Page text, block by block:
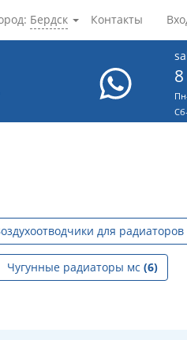
Контакты
Бердск
для радиаторов
Чугунные радиаторы мс (6)